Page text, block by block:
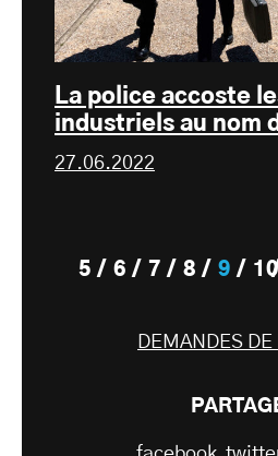
La police accoste
industriels au nom
27.06.2022
5 6 7 8 9 10
DEMANDES DE